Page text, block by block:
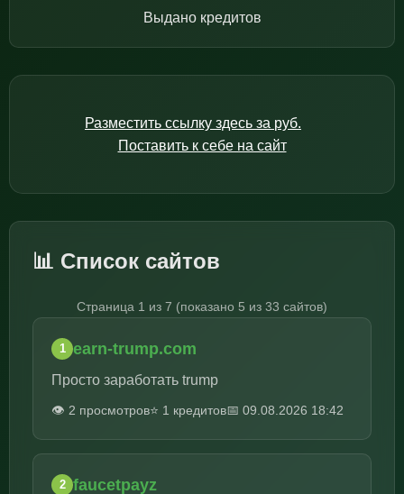
Выдано кредитов
Разместить ссылку здесь за руб.
Поставить к себе на сайт
📊 Список сайтов
Страница 1 из 7 (показано 5 из 33 сайтов)
1 earn-trump.com
Просто заработать trump
👁️ 2 просмотров⭐ 1 кредитов📅 09.08.2026 18:42
2 faucetpayz